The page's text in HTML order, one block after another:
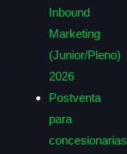
Inbound
Marketing
(Junior/Pleno)
2026
Postventa
para